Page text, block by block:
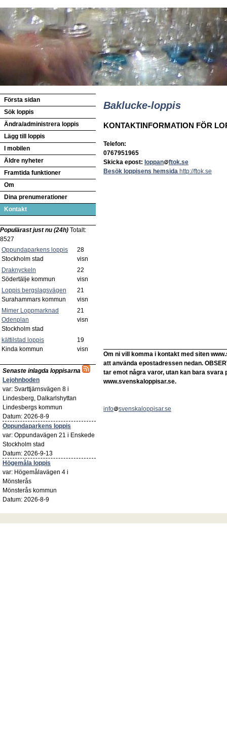
Första sidan
Sök loppis
Ändra/administrera loppis
Lägg till loppis
I mobilen
Äldre nyheter
Framtida funktioner
Om
Dina prenumerationer
Kontakt
Populärast just nu (24h) Totalt:
8527
Oppundaparkens loppis
Stockholm stad
28
visn
Draknyckeln
Södertälje kommun
22
visn
Loppis bergslagsvägen
Surahammars kommun
21
visn
Mimer Loppmarknad
Odenplan
Stockholm stad
21
visn
kättilstad loppis
Kinda kommun
19
visn
Senaste inlagda loppisarna
Lejohnboden
var: Svarttjärnsvägen 8 i
Lindesberg, Dalkarlshyttan
Lindesbergs kommun
Datum: 2026-8-9
Oppundaparkens loppis
var: Oppundavägen 21 i Enskede
Stockholm stad
Datum: 2026-9-13
Högemåla loppis
var: Högemålavägen 4 i
Mönsterås
Mönsterås kommun
Datum: 2026-8-9
Baklucke-loppis
KONTAKTINFORMATION FÖR
Telefon:
0767951965
Skicka epost: loppan
ftok.se
Besök loppisens hemsida http://ftok.se
Om ni vill komma i kontakt med siten
att använda epostadressen nedan.
tar emot några varor, utan kan bara svara
www.svenskaloppisar.se.
info svenskaloppisar.se